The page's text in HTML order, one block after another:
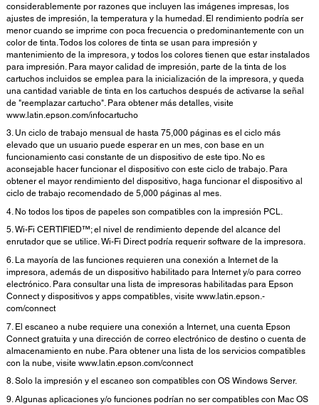
considerablemente por razones que incluyen las imágenes impresas, los
ajustes de impresión, la temperatura y la humedad. El rendimiento podría ser
menor cuando se imprime con poca frecuencia o predominantemente con un
color de tinta. Todos los colores de tinta se usan para impresión y
mantenimiento de la impresora, y todos los colores tienen que estar instalados
para impresión. Para mayor calidad de impresión, parte de la tinta de los
cartuchos incluidos se emplea para la inicialización de la impresora, y queda
una cantidad variable de tinta en los cartuchos después de activarse la señal
de "reemplazar cartucho". Para obtener más detalles, visite
www.latin.epson.com/infocartucho
3. Un ciclo de trabajo mensual de hasta 75,000 páginas es el ciclo más
elevado que un usuario puede esperar en un mes, con base en un
funcionamiento casi constante de un dispositivo de este tipo. No es
aconsejable hacer funcionar el dispositivo con este ciclo de trabajo. Para
obtener el mayor rendimiento del dispositivo, haga funcionar el dispositivo al
ciclo de trabajo recomendado de 5,000 páginas al mes.
4. No todos los tipos de papeles son compatibles con la impresión PCL.
5. Wi-Fi CERTIFIED™; el nivel de rendimiento depende del alcance del
enrutador que se utilice. Wi-Fi Direct podría requerir software de la impresora.
6. La mayoría de las funciones requieren una conexión a Internet de la
impresora, además de un dispositivo habilitado para Internet y/o para correo
electrónico. Para consultar una lista de impresoras habilitadas para Epson
Connect y dispositivos y apps compatibles, visite www.latin.epson.-
com/connect
7. El escaneo a nube requiere una conexión a Internet, una cuenta Epson
Connect gratuita y una dirección de correo electrónico de destino o cuenta de
almacenamiento en nube. Para obtener una lista de los servicios compatibles
con la nube, visite www.latin.epson.com/connect
8. Solo la impresión y el escaneo son compatibles con OS Windows Server.
9. Algunas aplicaciones y/o funciones podrían no ser compatibles con Mac OS